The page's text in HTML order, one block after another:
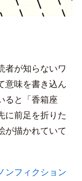
者が知らないワ
意味を書き込ん
ると「香箱座
に前足を折りた
が描かれていて
ンフィクション